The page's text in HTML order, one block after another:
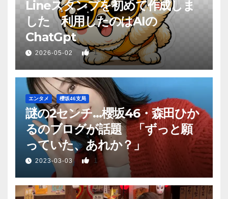
Lineスタンプを初めて作成しま
した 利用したのはAIの
ChatGpt
2026-05-02 1
エンタメ 櫻坂46支局
謎の2センチ…櫻坂46・森田ひか
るのブログが話題 「ずっと願
っていた、あれか？」
2023-03-03 1